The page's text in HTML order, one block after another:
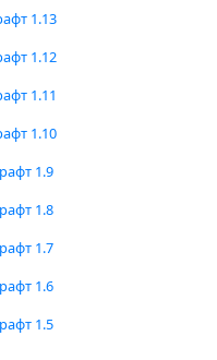
1.13
1.12
1.11
1.10
1.9
1.8
1.7
1.6
1.5